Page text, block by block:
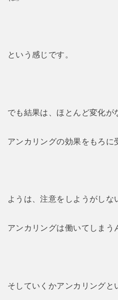
という感じです。
でも結果は、ほとんど変化が
アンカリングの効果をもろに
ようは、注意をしようがしな
アンカリングは働いてしまう
そしていくかアンカリングと